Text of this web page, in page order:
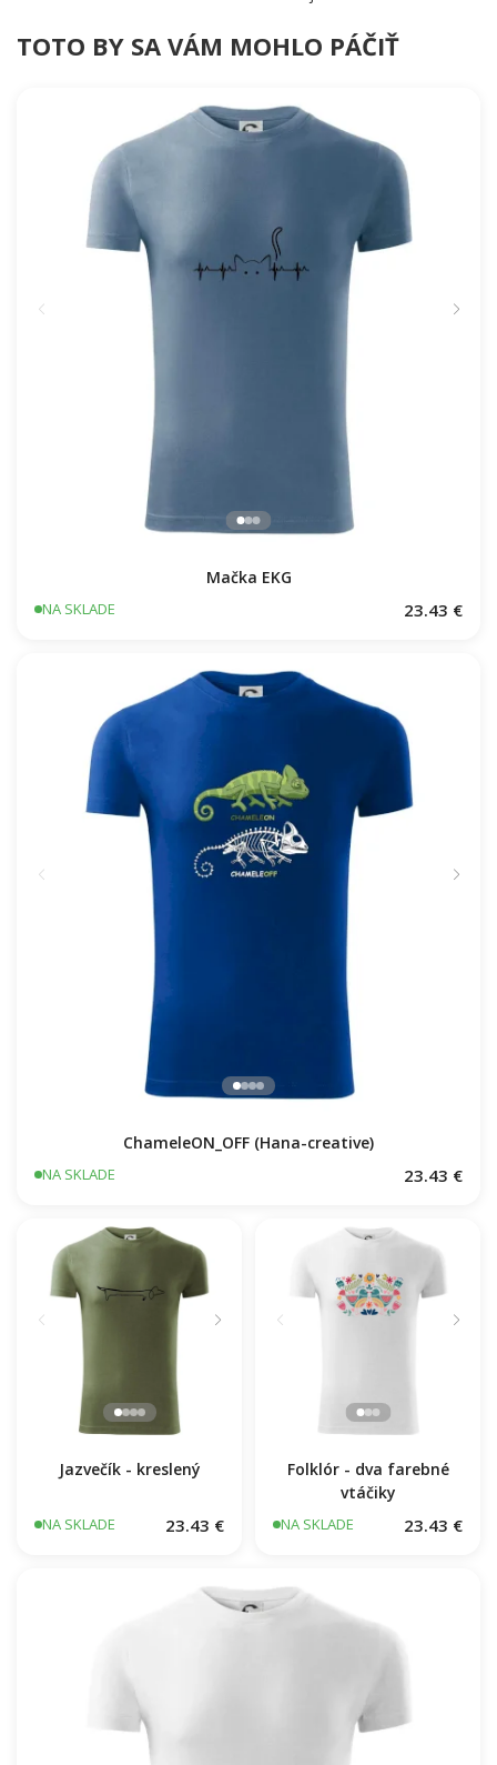
TOTO BY SA VÁM MOHLO PÁČIŤ
Mačka EKG
NA SKLADE 23.43 €
ChameleON_OFF (Hana-creative)
NA SKLADE 23.43 €
Jazvečík - kreslený
NA SKLADE 23.43 €
Folklór - dva farebné
vtáčiky
NA SKLADE 23.43 €